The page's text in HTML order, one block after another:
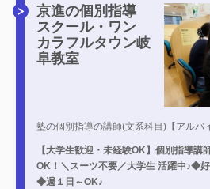
京進の個別指導
スクール・ワン
カラフルタウン岐
阜教室
塾の個別指導の講師(文系科目)【アルバ
【大学生歓迎・未経験OK】個別指導講
OK！＼スーツ不要／大学生 活躍中♪◆
◆週１日～OK♪